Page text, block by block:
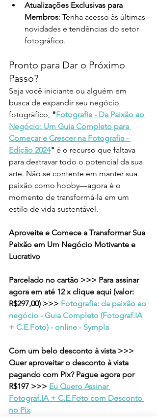
Atualizações Exclusivas para
Membros: Tenha acesso às últimas
novidades e tendências do setor
fotográfico.
Pronto para Dar o Próximo
Passo?
Seja você iniciante ou alguém em
busca de expandir seu negócio
fotográfico, "Fotografia - Da Paixão ao
Negócio: Um Guia Completo para
Começar e Crescer na Fotografia -
Edição 2024" é o recurso que faltava
para destravar todo o potencial da sua
arte. Não se contente em manter sua
paixão como hobby—agora é o
momento de transformá-la em um
estilo de vida sustentável.
Aproveite e Comece a Transformar Sua
Paixão em Um Negócio Motivante e
Lucrativo
Parcelado no cartão >>> Para assinar
agora em até 12 x clique aqui (valor:
R$297,00) >>> Fotografia: da paixão ao
negócio - Guia Completo (Fotograf.IA
+ C.E.Foto) - online - Sympla
Com um belo desconto à vista >>>
Quer aproveitar o desconto à vista
pagando com Pix? Pague agora por
R$197 >>> Eu Quero Assinar
Fotograf.IA + C.E.Foto com Desconto
no Pix